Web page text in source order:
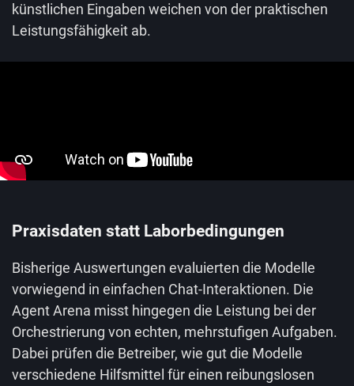
künstlichen Eingaben weichen von der praktischen
Leistungsfähigkeit ab.
Praxisdaten statt Laborbedingungen
Bisherige Auswertungen evaluierten die Modelle
vorwiegend in einfachen Chat-Interaktionen. Die
Agent Arena misst hingegen die Leistung bei der
Orchestrierung von echten, mehrstufigen Aufgaben.
Dabei prüfen die Betreiber, wie gut die Modelle
verschiedene Hilfsmittel für einen reibungslosen